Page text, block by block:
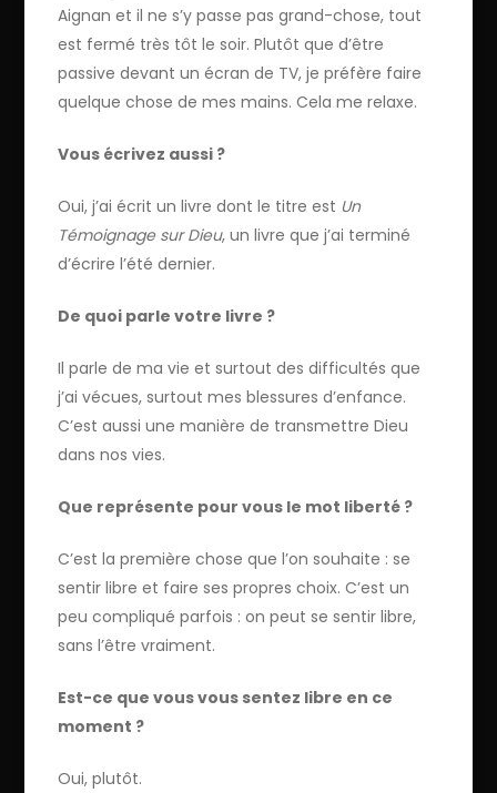
Aignan et il ne s’y passe pas grand-chose, tout
est fermé très tôt le soir. Plutôt que d’être
passive devant un écran de TV, je préfère faire
quelque chose de mes mains. Cela me relaxe.
Vous écrivez aussi ?
Oui, j’ai écrit un livre dont le titre est Un
Témoignage sur Dieu, un livre que j’ai terminé
d’écrire l’été dernier.
De quoi parle votre livre ?
Il parle de ma vie et surtout des difficultés que
j’ai vécues, surtout mes blessures d’enfance.
C’est aussi une manière de transmettre Dieu
dans nos vies.
Que représente pour vous le mot liberté ?
C’est la première chose que l’on souhaite : se
sentir libre et faire ses propres choix. C’est un
peu compliqué parfois : on peut se sentir libre,
sans l’être vraiment.
Est-ce que vous vous sentez libre en ce
moment ?
Oui, plutôt.